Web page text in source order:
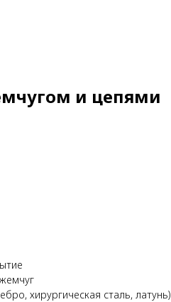
и цепями
хирургическая сталь, латунь)